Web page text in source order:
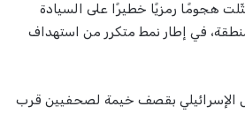
هجومًا رمزيًا خطيرًا على السيادة
في إطار نمط متكرر من استهداف
الإسرائيلي بقصف خيمة لصحفيين قرب